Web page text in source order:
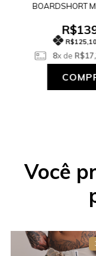
BOARDSHORT
8x de
Você